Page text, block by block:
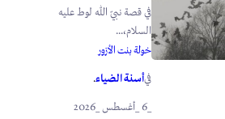
في قصة نبيّ الله لوط عليه
السلام،...
خولة بنت الأزور
فيأسنة الضياء.